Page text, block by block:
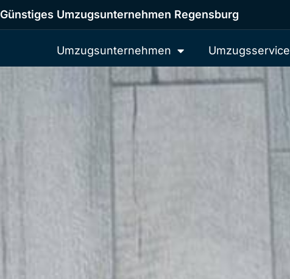
Günstiges Umzugsunternehmen Regensburg
Umzugsunternehmen Umzugsservice